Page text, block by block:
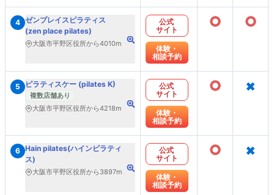
4 ゼンプレイスピラティス
(zen place pilates)
大阪市平野区役所から4010m
公式
サイト
体験・
相談予約
○ ○
5 ピラティスケー (pilates K)
複数店舗あり
大阪市平野区役所から4218m
公式
サイト
体験・
相談予約
○ ×
6 Hain pilates(ハインピラティ
ス)
大阪市平野区役所から3897m
公式
サイト
体験・
相談予約
○ ×